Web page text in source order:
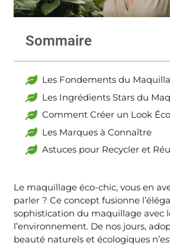
Sommaire
Les Fondements du
Les Ingrédients Stars du
Comment Créer un Look
Les Marques à Connaître
Astuces pour Recycler et
Le maquillage éco-chic, vous en
parler ? Ce concept fusionne
sophistication du maquillage avec
l’environnement. De nos jours,
beauté naturels et écologiques